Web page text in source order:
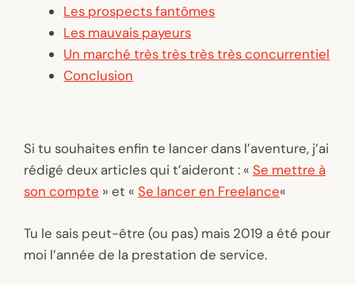
Les prospects fantômes
Les mauvais payeurs
Un marché très très très très concurrentiel
Conclusion
Si tu souhaites enfin te lancer dans l’aventure, j’ai
rédigé deux articles qui t’aideront : « Se mettre à
son compte » et « Se lancer en Freelance«
Tu le sais peut-être (ou pas) mais 2019 a été pour
moi l’année de la prestation de service.